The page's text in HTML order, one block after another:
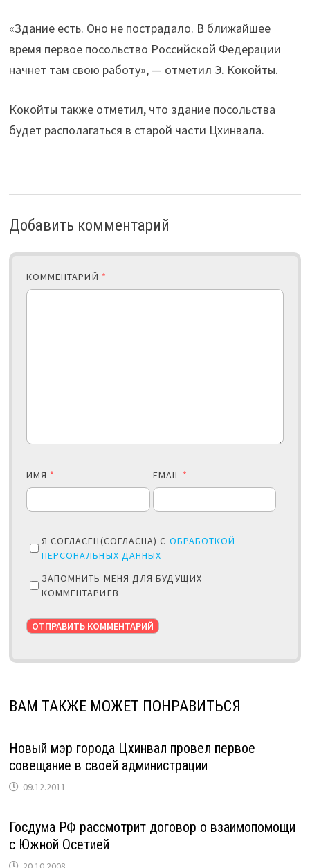
«Здание есть. Оно не пострадало. В ближайшее
время первое посольство Российской Федерации
начнет там свою работу», — отметил Э. Кокойты.
Кокойты также отметил, что здание посольства
будет располагаться в старой части Цхинвала.
Добавить комментарий
КОММЕНТАРИЙ *
ИМЯ * EMAIL *
Я СОГЛАСЕН(СОГЛАСНА) С ОБРАБОТКОЙ
ПЕРСОНАЛЬНЫХ ДАННЫХ
ЗАПОМНИТЬ МЕНЯ ДЛЯ БУДУЩИХ
КОММЕНТАРИЕВ
ВАМ ТАКЖЕ МОЖЕТ ПОНРАВИТЬСЯ
Новый мэр города Цхинвал провел первое
совещание в своей администрации
09.12.2011
Госдума РФ рассмотрит договор о взаимопомощи
с Южной Осетией